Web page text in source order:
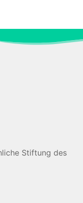
Stiftung des